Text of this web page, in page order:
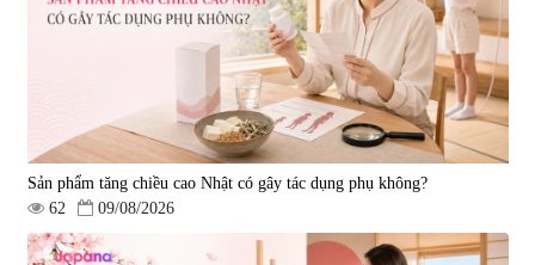
Sản phẩm tăng chiều cao Nhật có gây tác dụng phụ không?
62
09/08/2026